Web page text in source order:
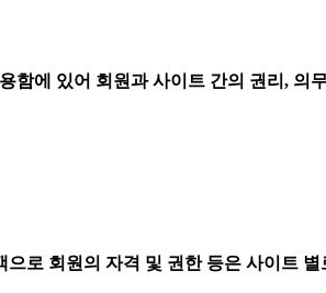
에 있어 회원과 사이트 간의 권리, 의
로 회원의 자격 및 권한 등은 사이트 별